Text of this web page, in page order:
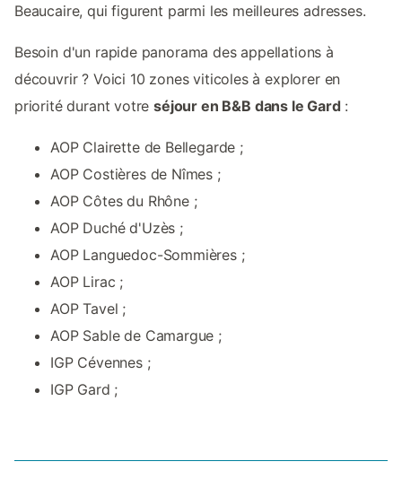
Beaucaire, qui figurent parmi les meilleures adresses.
Besoin d'un rapide panorama des appellations à
découvrir ? Voici 10 zones viticoles à explorer en
priorité durant votreséjour en B&B dans le Gard:
AOP Clairette de Bellegarde ;
AOP Costières de Nîmes ;
AOP Côtes du Rhône ;
AOP Duché d'Uzès ;
AOP Languedoc-Sommières ;
AOP Lirac ;
AOP Tavel ;
AOP Sable de Camargue ;
IGP Cévennes ;
IGP Gard ;